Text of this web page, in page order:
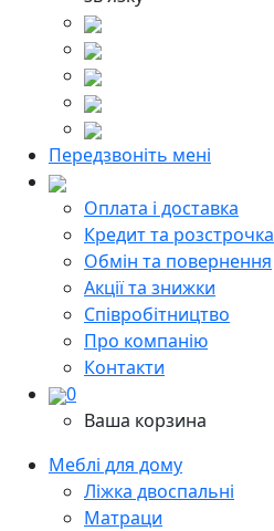
Передзвоніть мені
Оплата і доставка
Кредит та розстрочка
Обмін та повернення
Акції та знижки
Cпівробітництво
Про компанію
Контакти
0
Ваша корзина
Меблі для дому
Ліжка двоспальні
Матраци